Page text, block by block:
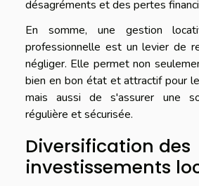
désagréments et des pertes
En somme, une gestion
professionnelle est un levier de
négliger. Elle permet non
bien en bon état et attractif pour
mais aussi de s'assurer une
régulière et sécurisée.
Diversification des
investissements